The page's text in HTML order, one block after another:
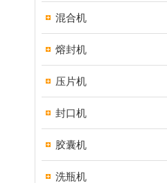
混合机
熔封机
压片机
封口机
胶囊机
洗瓶机